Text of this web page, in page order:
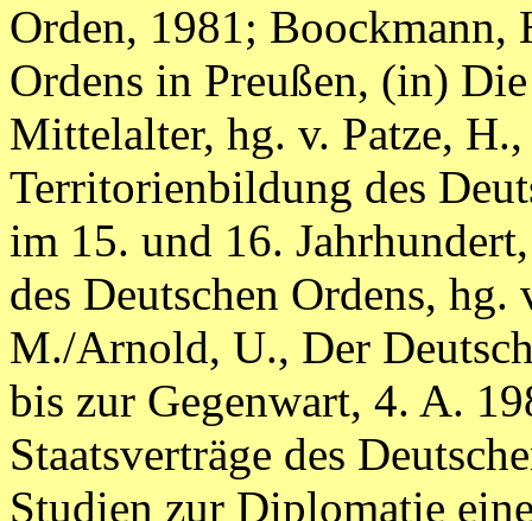
Orden, 1981; Boockmann,
Ordens in Preußen, (in)
Mittelalter, hg. v. Patze,
Territorienbildung des
im 15. und 16.
des Deutschen Ordens,
M./Arnold, U., Der
bis zur Gegenwart, 4. A.
Staatsverträge des
Studien zur Diplomatie